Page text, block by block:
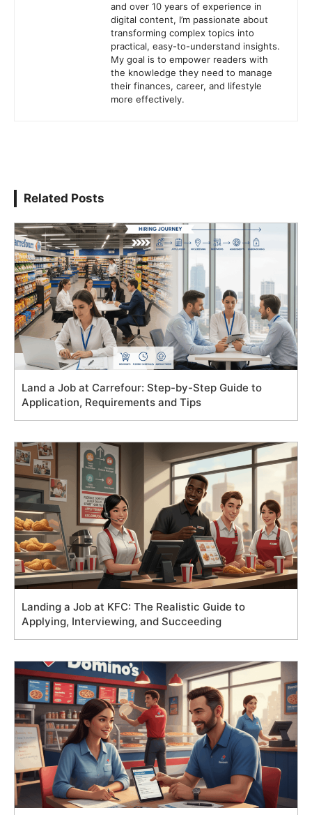
and over 10 years of experience in
digital content, I’m passionate about
transforming complex topics into
practical, easy-to-understand insights.
My goal is to empower readers with
the knowledge they need to manage
their finances, career, and lifestyle
more effectively.
Related Posts
Land a Job at Carrefour: Step-by-Step Guide to
Application, Requirements and Tips
Landing a Job at KFC: The Realistic Guide to
Applying, Interviewing, and Succeeding